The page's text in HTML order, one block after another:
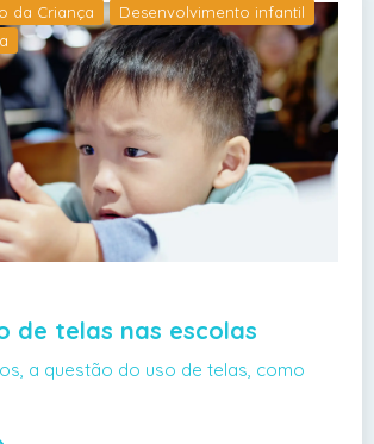
da Criança
Desenvolvimento infantil
de telas nas escolas
a questão do uso de telas, como